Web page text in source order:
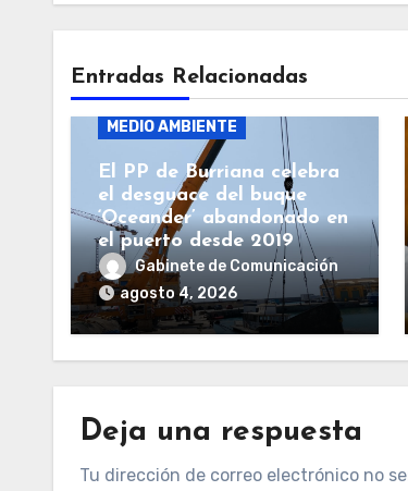
Entradas Relacionadas
BURRIANA
GENERALITAT
MEDIO AMBIENTE
El PP de Burriana celebra
el desguace del buque
‘Oceander’ abandonado en
el puerto desde 2019
Gabinete de Comunicación
agosto 4, 2026
Deja una respuesta
Tu dirección de correo electrónico no